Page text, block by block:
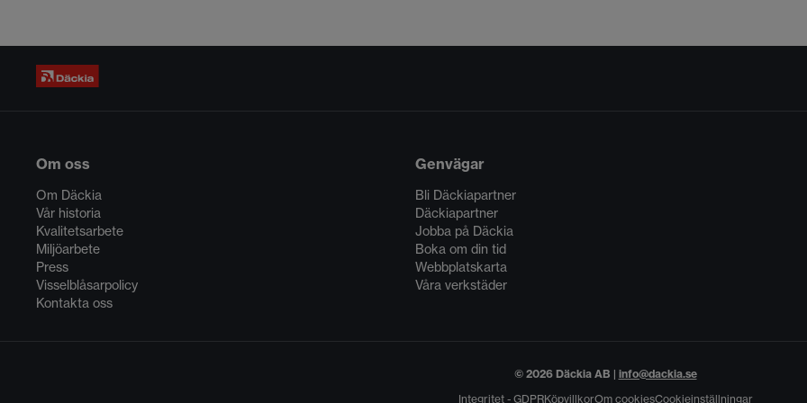
Om oss
Om Däckia
Vår historia
Kvalitetsarbete
Miljöarbete
Press
Visselblåsarpolicy
Kontakta oss
Genvägar
Bli Däckiapartner
Däckiapartner
Jobba på Däckia
Boka om din tid
Webbplatskarta
Våra verkstäder
© 2026 Däckia AB | info@dackia.se
Integritet - GDPRKöpvillkorOm cookiesCookieinställningar